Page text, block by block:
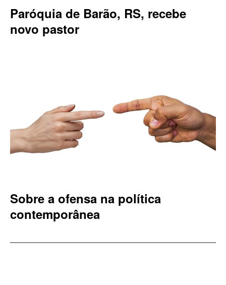
Paróquia de Barão, RS, recebe
novo pastor
Sobre a ofensa na política
contemporânea